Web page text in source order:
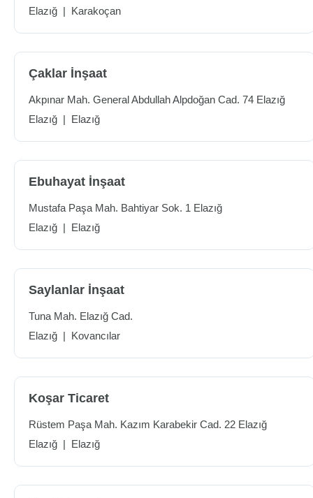
Elazığ | Karakoçan
Çaklar İnşaat
Akpınar Mah. General Abdullah Alpdoğan Cad. 74 Elazığ
Elazığ | Elazığ
Ebuhayat İnşaat
Mustafa Paşa Mah. Bahtiyar Sok. 1 Elazığ
Elazığ | Elazığ
Saylanlar İnşaat
Tuna Mah. Elazığ Cad.
Elazığ | Kovancılar
Koşar Ticaret
Rüstem Paşa Mah. Kazım Karabekir Cad. 22 Elazığ
Elazığ | Elazığ